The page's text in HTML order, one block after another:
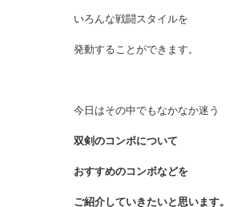
いろんな戦闘スタイルを
発動することができます。
今日はその中でもなかなか迷う
双剣のコンボについて
おすすめのコンボなどを
ご紹介していきたいと思います。